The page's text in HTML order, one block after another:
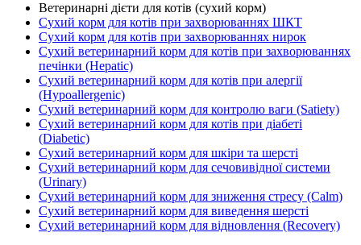
Ветеринарні дієти для котів (сухий корм)
Сухий корм для котів при захворюваннях ШКТ
Сухий корм для котів при захворюваннях нирок
Сухий ветеринарний корм для котів при захворюваннях
печінки (Hepatic)
Сухий ветеринарний корм для котів при алергії
(Hypoallergenic)
Сухий ветеринарний корм для контролю ваги (Satiety)
Сухий ветеринарний корм для котів при діабеті
(Diabetic)
Сухий ветеринарний корм для шкіри та шерсті
Сухий ветеринарний корм для сечовивідної системи
(Urinary)
Сухий ветеринарний корм для зниження стресу (Calm)
Сухий ветеринарний корм для виведення шерсті
Сухий ветеринарний корм для відновлення (Recovery)